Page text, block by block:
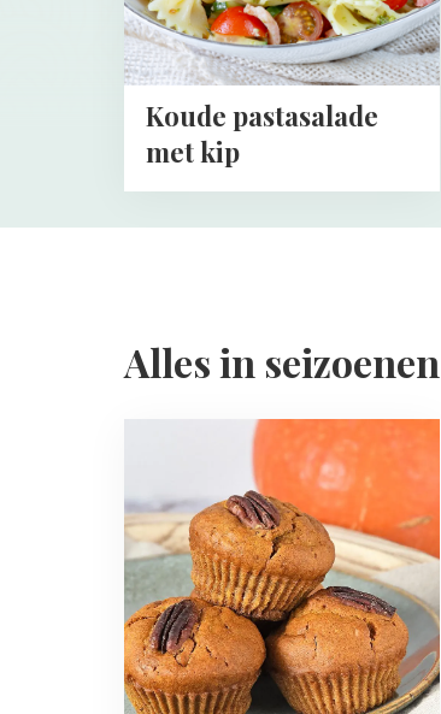
Koude pastasalade
met kip
Alles in seizoenen
Herfst
recepten